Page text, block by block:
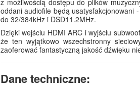
z możliwością dostępu do plików
oddani audiofile będą usatysfakcjonowani
do 32/384kHz i DSD11.2MHz.
Dzięki wejściu HDMI ARC i wyjściu
że ten wyjątkowo wszechstronny
zaoferować fantastyczną jakość dźwięku
Dane techniczne: